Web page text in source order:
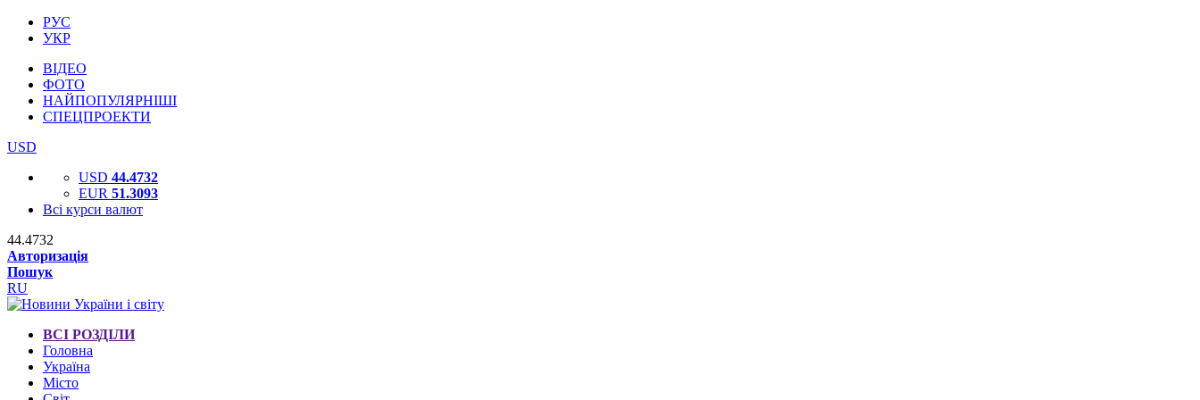
РУС
УКР
ВІДЕО
ФОТО
НАЙПОПУЛЯРНІШІ
СПЕЦПРОЕКТИ
USD
USD 44.4732
EUR 51.3093
Всі курси валют
44.4732
Авторизація
Пошук
RU
ВСІ РОЗДІЛИ
Головна
Україна
Місто